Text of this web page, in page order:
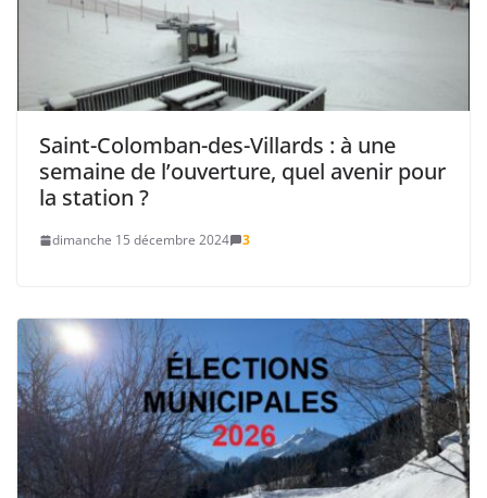
Saint-Colomban-des-Villards : à une
semaine de l’ouverture, quel avenir pour
la station ?
dimanche 15 décembre 2024 3